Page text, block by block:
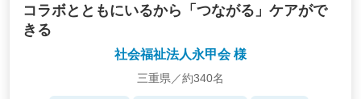
コラボとともにいるから「つながる」ケアがで
きる
社会福祉法人永甲会 様
三重県／約340名